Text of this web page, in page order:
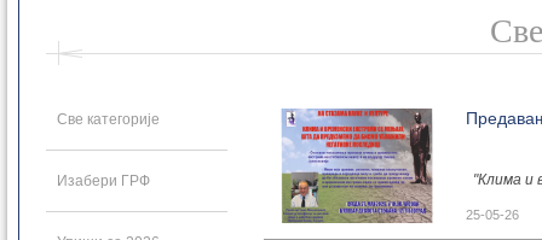
Све категорије
Изабери ГРФ "Клима и
25-05-26